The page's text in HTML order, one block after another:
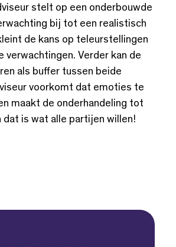
stelt op een onderbouwde
bij tot een realistisch
de kans op teleurstellingen
verwachtingen. Verder kan de
als buffer tussen beide
voorkomt dat emoties te
maakt de onderhandeling tot
dat is wat alle partijen willen!